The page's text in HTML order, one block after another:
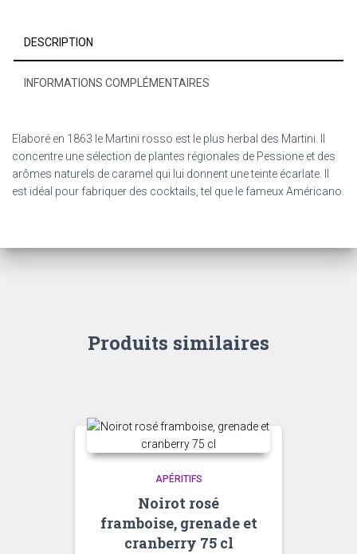
DESCRIPTION
INFORMATIONS COMPLÉMENTAIRES
Elaboré en 1863 le Martini rosso est le plus herbal des Martini. Il
concentre une sélection de plantes régionales de Pessione et des
arômes naturels de caramel qui lui donnent une teinte écarlate. Il
est idéal pour fabriquer des cocktails, tel que le fameux Américano.
Produits similaires
APÉRITIFS
Noirot rosé
framboise, grenade et
cranberry 75 cl